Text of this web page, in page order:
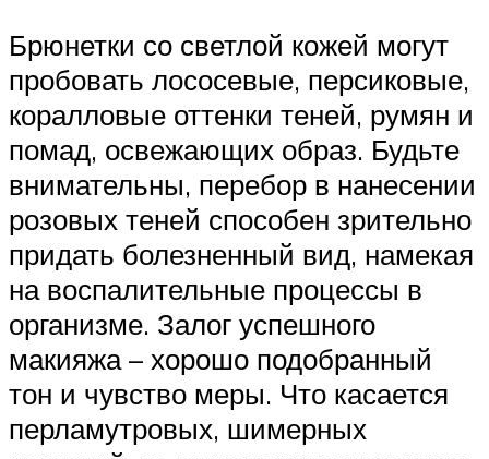
Брюнетки со светлой кожей могут
пробовать лососевые, персиковые,
коралловые оттенки теней, румян и
помад, освежающих образ. Будьте
внимательны, перебор в нанесении
розовых теней способен зрительно
придать болезненный вид, намекая
на воспалительные процессы в
организме. Залог успешного
макияжа – хорошо подобранный
тон и чувство меры. Что касается
перламутровых, шимерных